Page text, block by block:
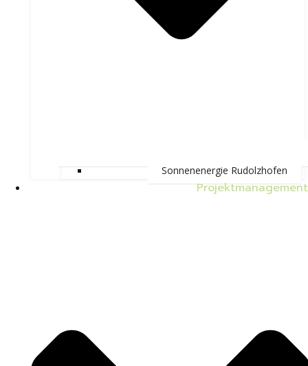
Sonnenenergie Rudolzhofen
Projektmanagement